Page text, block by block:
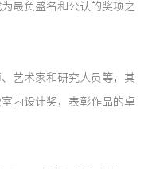
最负盛名和公认的奖项之
艺术家和研究人员等，其
内设计奖，表彰作品的卓